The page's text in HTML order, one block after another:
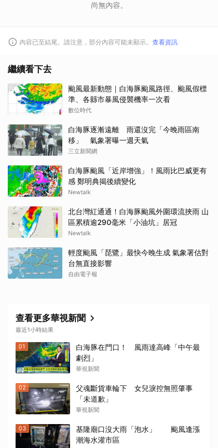
尚無內容。
內容已至結尾。請注意，部分內容可能未顯示。 查看資訊
繼續看下去
颱風最新動態｜白海豚颱風路徑、颱風假標
準、各縣市暴風侵襲機率一次看
數位時代
白海豚逐漸遠離 雨還沒完「今晚雨區南
移」 氣象署曝一週天氣
三立新聞網
白海豚颱風「近岸增強」！風雨比巴威更有
感 鄭明典揭後續變化
Newtalk
北台灣紅通通！白海豚颱風外圍環流挾雨 山
區累積逾290毫米「小油坑」居冠
Newtalk
輕度颱風「琵鷺」最快今晚生成 氣象署估對
台無直接影響
自由電子報
查看更多華視新聞
最近1小時結果
01
白海豚在門口！ 風雨達高峰「中午最
劇烈」
華視新聞
02
父魂斷貨車輪下 女兒淚控無照肇事
「未道歉」
華視新聞
03
基隆廟口沒大雨「泡水」 颱風逢漲
潮海水灌市區